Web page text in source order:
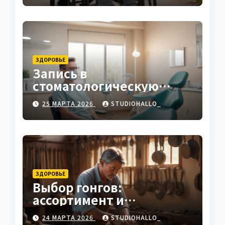
ЗДОРОВЬЕ
Запись в
стоматологическую
клинику
25 МАРТА 2026 STUDIOHALLO_
ЗДОРОВЬЕ
Выбор гонгов:
ассортимент и
характеристики
24 МАРТА 2026 STUDIOHALLO_